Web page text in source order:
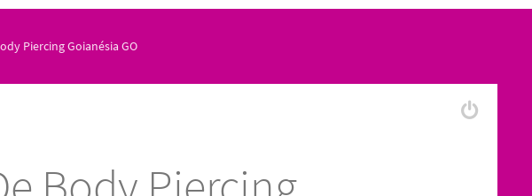
Piercing Goianésia GO